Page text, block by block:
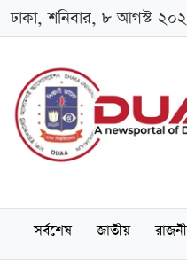
ঢাকা, শনিবার, ৮ আগস্ট
সর্বশেষ জাতীয়